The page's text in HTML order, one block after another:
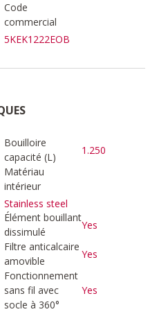
Code
commercial
5KEK1222EOB
Bouilloire
capacité (L)
1.250
Matériau
intérieur
Stainless steel
Élément bouillant
dissimulé
Yes
Filtre anticalcaire
amovible
Yes
Fonctionnement
sans fil avec
socle à 360°
Yes